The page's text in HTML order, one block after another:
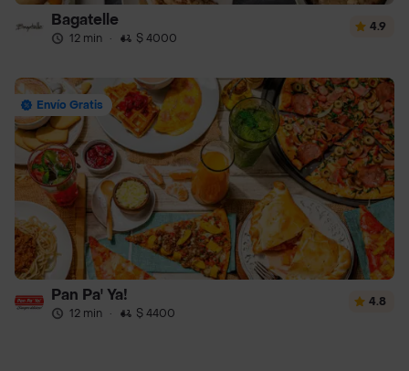
Bagatelle
12 min · $ 4000
4.9
Envío Gratis
Pan Pa' Ya!
12 min · $ 4400
4.8